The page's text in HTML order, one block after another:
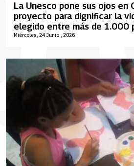
Miércoles, 24 Junio , 2026
La Unesco pone sus ojos en
proyecto para dignificar la
elegido entre más de 1.000